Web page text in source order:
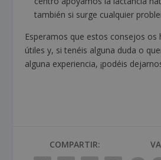
también si surge cualquier
Esperamos que estos consejos os
útiles y, si tenéis alguna duda o
alguna experiencia, ¡podéis
COMPARTIR: